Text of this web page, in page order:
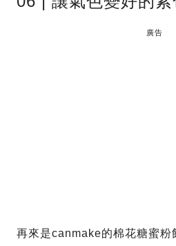
廣告
再來是canmake的棉花糖蜜粉